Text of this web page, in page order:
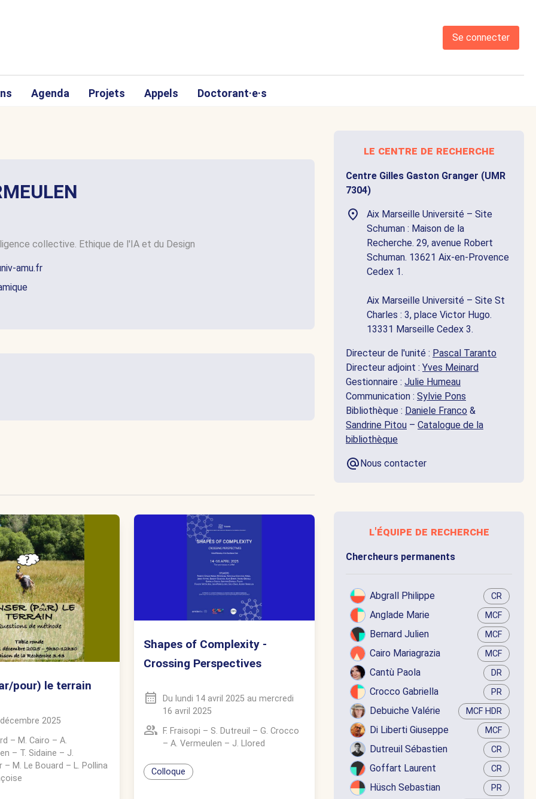
Se connecter
Agenda Projets Appels Doctorant·e·s
collective. Ethique de l'IA et du Design
amu.fr
pour) le terrain
2025
– M. Cairo – A.
– T. Sidaine – J.
– M. Le Bouard – L. Pollina
Shapes of Complexity -
Crossing Perspectives
Du lundi 14 avril 2025 au mercredi
16 avril 2025
F. Fraisopi – S. Dutreuil – G. Crocco
– A. Vermeulen – J. Llored
Colloque
le centre de recherche
Centre Gilles Gaston Granger (UMR
7304)
Aix Marseille Université – Site
Schuman : Maison de la
Recherche. 29, avenue Robert
Schuman. 13621 Aix-en-Provence
Cedex 1.
Aix Marseille Université – Site St
Charles : 3, place Victor Hugo.
13331 Marseille Cedex 3.
Directeur de l'unité : Pascal Taranto
Directeur adjoint : Yves Meinard
Gestionnaire : Julie Humeau
Communication : Sylvie Pons
Bibliothèque : Daniele Franco &
Sandrine Pitou – Catalogue de la
bibliothèque
Nous contacter
l'équipe de recherche
Chercheurs permanents
Abgrall Philippe CR
Anglade Marie MCF
Bernard Julien MCF
Cairo Mariagrazia MCF
Cantù Paola DR
Crocco Gabriella PR
Debuiche Valérie MCF HDR
Di Liberti Giuseppe MCF
Dutreuil Sébastien CR
Goffart Laurent CR
Hüsch Sebastian PR